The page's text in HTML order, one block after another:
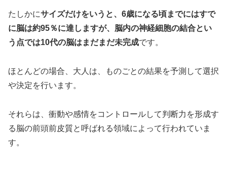
たしかにサイズだけをいうと、6歳になる頃までにはすで
に脳は約95％に達しますが、脳内の神経細胞の結合とい
う点では10代の脳はまだまだ未完成です。
ほとんどの場合、大人は、ものごとの結果を予測して選択
や決定を行います。
それらは、衝動や感情をコントロールして判断力を形成す
る脳の前頭前皮質と呼ばれる領域によって行われていま
す。